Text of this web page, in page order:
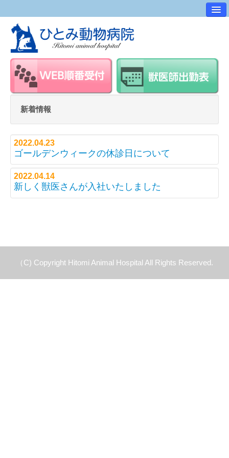
病院案内
交通アクセス
ワンポイントアドバイス
スタッフ紹介
求人・採用情報
新着情報
2022.04.23
ゴールデンウィークの休診日について
2022.04.14
新しく獣医さんが入社いたしました
（C) Copyright Hitomi Animal Hospital All Rights Reserved.